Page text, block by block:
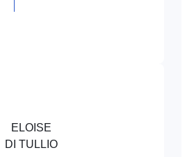
ELOISE
DI TULLIO